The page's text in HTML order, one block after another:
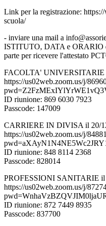
Link per la registrazione:
scuola/
- inviare una mail a
ISTITUTO, DATA e ORARIO
parte per ricevere l'attestato
FACOLTA' UNIVERSITARIE
https://us02web.zoom.us/j/
ID riunione: 869 6030 7923
Passcode: 147009
CARRIERE IN DIVISA il 20/
https://us02web.zoom.us/j/
ID riunione: 848 8114 2368
Passcode: 828014
PROFESSIONI SANITARIE il
https://us02web.zoom.us/j/
ID riunione: 872 7449 8935
Passcode: 837700